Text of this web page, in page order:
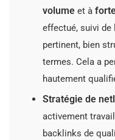
volume et à
effectué, suivi de
pertinent, bien
termes. Cela a
hautement
Stratégie de
activement
backlinks de